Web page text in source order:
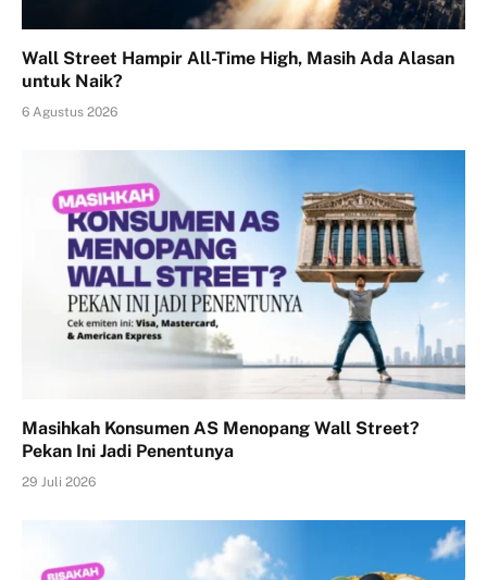
Wall Street Hampir All-Time High, Masih Ada Alasan
untuk Naik?
6 Agustus 2026
Masihkah Konsumen AS Menopang Wall Street?
Pekan Ini Jadi Penentunya
29 Juli 2026